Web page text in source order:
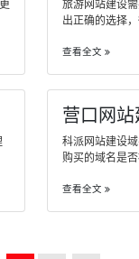
旅游网站建设
出正确的选择
查看全文
营口网
科派网站建设
购买的域名是
查看全文